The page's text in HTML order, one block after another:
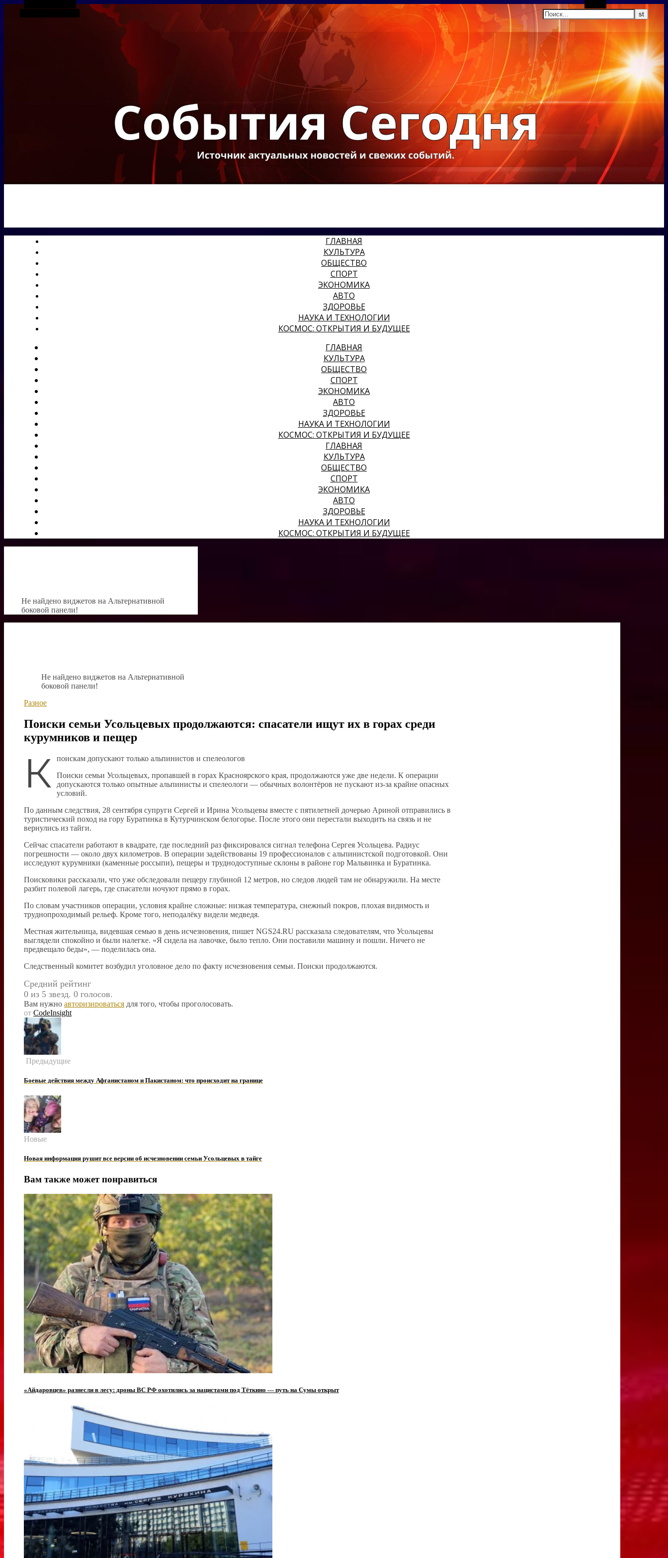
Боковая панель
ГЛАВНАЯ
КУЛЬТУРА
ОБЩЕСТВО
СПОРТ
ЭКОНОМИКА
АВТО
ЗДОРОВЬЕ
НАУКА И ТЕХНОЛОГИИ
КОСМОС: ОТКРЫТИЯ И БУДУЩЕЕ
ГЛАВНАЯ
КУЛЬТУРА
ОБЩЕСТВО
СПОРТ
ЭКОНОМИКА
АВТО
ЗДОРОВЬЕ
НАУКА И ТЕХНОЛОГИИ
КОСМОС: ОТКРЫТИЯ И БУДУЩЕЕ
ГЛАВНАЯ
КУЛЬТУРА
ОБЩЕСТВО
СПОРТ
ЭКОНОМИКА
АВТО
ЗДОРОВЬЕ
НАУКА И ТЕХНОЛОГИИ
КОСМОС: ОТКРЫТИЯ И БУДУЩЕЕ
Не найдено виджетов на Альтернативной
боковой панели!
Не найдено виджетов на Альтернативной
боковой панели!
Разное
Поиски семьи Усольцевых продолжаются: спасатели ищут их в горах среди
курумников и пещер
К
поискам допускают только альпинистов и спелеологов
Поиски семьи Усольцевых, пропавшей в горах Красноярского края, продолжаются уже две недели. К операции
допускаются только опытные альпинисты и спелеологи — обычных волонтёров не пускают из-за крайне опасных
условий.
По данным следствия, 28 сентября супруги Сергей и Ирина Усольцевы вместе с пятилетней дочерью Ариной отправились в
туристический поход на гору Буратинка в Кутурчинском белогорье. После этого они перестали выходить на связь и не
вернулись из тайги.
Сейчас спасатели работают в квадрате, где последний раз фиксировался сигнал телефона Сергея Усольцева. Радиус
погрешности — около двух километров. В операции задействованы 19 профессионалов с альпинистской подготовкой. Они
исследуют курумники (каменные россыпи), пещеры и труднодоступные склоны в районе гор Мальвинка и Буратинка.
Поисковики рассказали, что уже обследовали пещеру глубиной 12 метров, но следов людей там не обнаружили. На месте
разбит полевой лагерь, где спасатели ночуют прямо в горах.
По словам участников операции, условия крайне сложные: низкая температура, снежный покров, плохая видимость и
труднопроходимый рельеф. Кроме того, неподалёку видели медведя.
Местная жительница, видевшая семью в день исчезновения, пишет NGS24.RU рассказала следователям, что Усольцевы
выглядели спокойно и были налегке. «Я сидела на лавочке, было тепло. Они поставили машину и пошли. Ничего не
предвещало беды», — поделилась она.
Следственный комитет возбудил уголовное дело по факту исчезновения семьи. Поиски продолжаются.
Средний рейтинг
0 из 5 звезд. 0 голосов.
Вам нужно авторизироваться для того, чтобы проголосовать.
от CodeInsight
Предыдущие
Боевые действия между Афганистаном и Пакистаном: что происходит на границе
Новые
Новая информация рушит все версии об исчезновении семьи Усольцевых в тайге
Вам также может понравиться
«Айдаровцев» разнесли в лесу: дроны ВС РФ охотились за нацистами под Тёткино — путь на Сумы открыт